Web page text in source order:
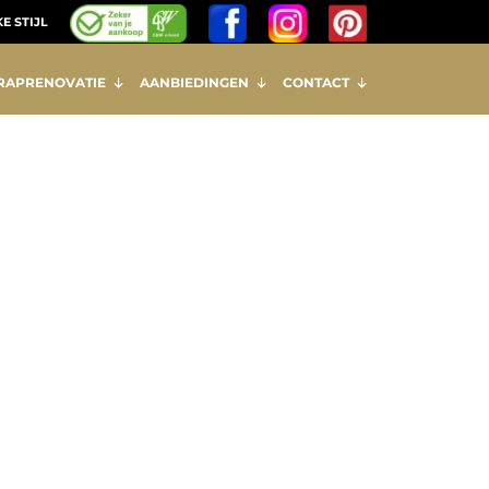
STIJL
AANBIEDINGEN CONTACT